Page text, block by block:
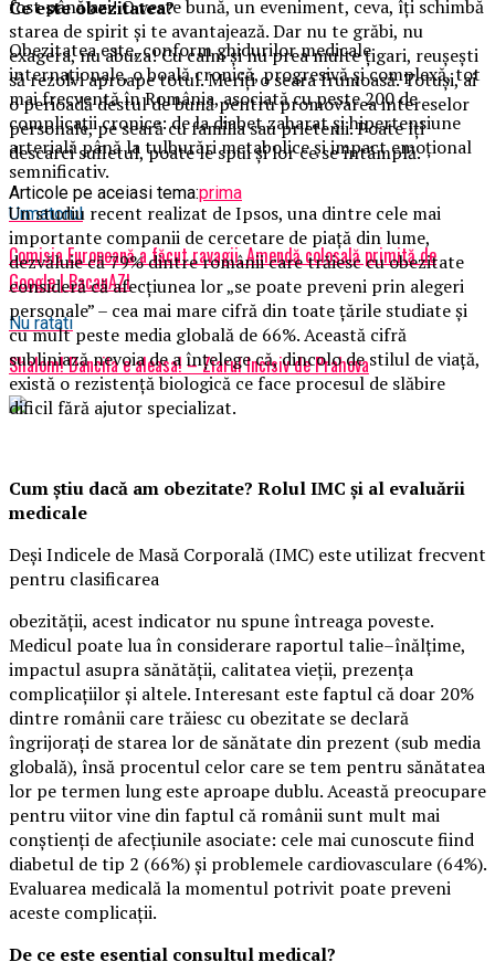
fost până azi! O veste bună, un eveniment, ceva, îţi schimbă
starea de spirit şi te avantajează. Dar nu te grăbi, nu
exagera, nu abuza! Cu calm şi nu prea multe ţigari, reuşeşti
să rezolvi aproape totul. Meriţi o seara frumoasă. Totuşi, ai
o perioadă destul de bună pentru promovarea intereselor
personale, pe seară cu familia sau prietenii. Poate îţi
descarci sufletul, poate le spui şi lor ce se întâmplă.
Articole pe aceiasi tema:prima
Urmatorul
Comisia Europeană a făcut ravagii. Amendă colosală primită de
Google | BacauAZI
Nu ratati
Shalom! Dancila e aleasa! – Ziarul Incisiv de Prahova
Ce este obezitatea?
Obezitatea este, conform ghidurilor medicale
internaționale, o boală cronică, progresivă și complexă, tot
mai frecventă în România, asociată cu peste 200 de
complicații cronice: de la diabet zaharat și hipertensiune
arterială până la tulburări metabolice și impact emoțional
semnificativ.
Un studiu recent realizat de Ipsos, una dintre cele mai
importante companii de cercetare de piață din lume,
dezvăluie că 79% dintre românii care trăiesc cu obezitate
consideră că afecțiunea lor „se poate preveni prin alegeri
personale” – cea mai mare cifră din toate țările studiate și
cu mult peste media globală de 66%. Această cifră
subliniază nevoia de a înțelege că, dincolo de stilul de viață,
există o rezistență biologică ce face procesul de slăbire
dificil fără ajutor specializat.
Cum știu dacă am obezitate? Rolul IMC și al evaluării
medicale
Deși Indicele de Masă Corporală (IMC) este utilizat frecvent
pentru clasificarea
obezității, acest indicator nu spune întreaga poveste.
Medicul poate lua în considerare raportul talie–înălțime,
impactul asupra sănătății, calitatea vieții, prezența
complicațiilor și altele. Interesant este faptul că doar 20%
dintre românii care trăiesc cu obezitate se declară
îngrijorați de starea lor de sănătate din prezent (sub media
globală), însă procentul celor care se tem pentru sănătatea
lor pe termen lung este aproape dublu. Această preocupare
pentru viitor vine din faptul că românii sunt mult mai
conștienți de afecțiunile asociate: cele mai cunoscute fiind
diabetul de tip 2 (66%) și problemele cardiovasculare (64%).
Evaluarea medicală la momentul potrivit poate preveni
aceste complicații.
De ce este esențial consultul medical?